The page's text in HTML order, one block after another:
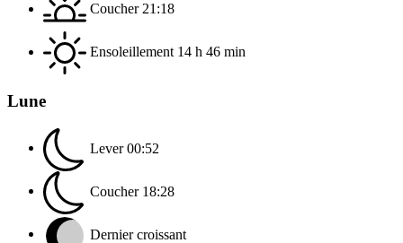
Coucher 21:18
Ensoleillement 14 h 46 min
Lune
Lever 00:52
Coucher 18:28
Dernier croissant